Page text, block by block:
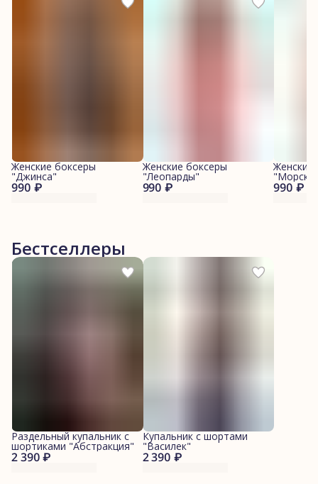
990 ₽
Женские боксеры
"Джинса"
990 ₽
Женские боксеры
"Леопарды"
990 ₽
Женские
Бестселлеры
2 390 ₽
Раздельный купальник с
шортиками "Абстракция"
2 390 ₽
Купальник с шортами
"Василек"